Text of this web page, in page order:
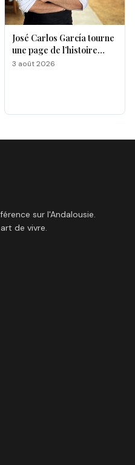
José Carlos García tourne
une page de l’histoire
gastronomique de Malaga
3 août 2026
sur l'Andalousie.
de vivre.